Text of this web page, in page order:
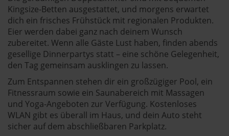
Kingsize-Betten ausgestattet, und morgens erwartet
dich ein frisches Frühstück mit regionalen Produkten.
Eier werden dabei ganz nach deinem Wunsch
zubereitet. Wenn alle Gäste Lust haben, finden abends
gesellige Dinnerpartys statt – eine schöne Gelegenheit,
den Tag gemeinsam ausklingen zu lassen.
Zum Entspannen stehen dir ein großzügiger Pool, ein
Fitnessraum sowie ein Saunabereich mit Massagen
und Yoga-Angeboten zur Verfügung. Kostenloses
WLAN gibt es überall im Haus, und dein Auto steht
sicher auf dem abschließbaren Parkplatz.